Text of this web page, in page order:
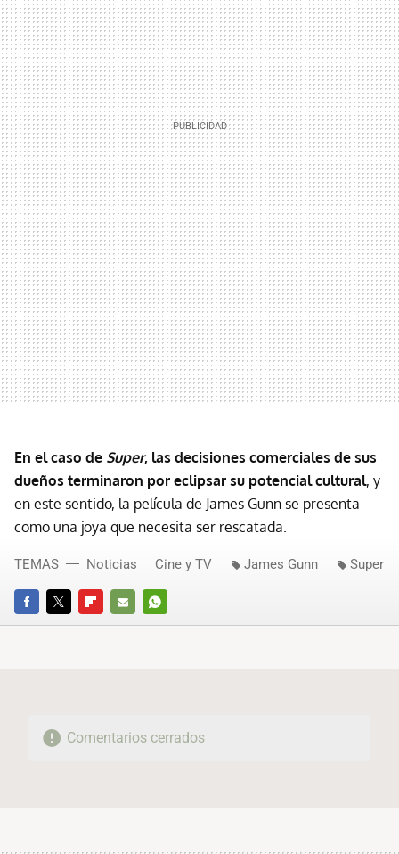
En el caso de Super, las decisiones comerciales de sus
dueños terminaron por eclipsar su potencial cultural, y
en este sentido, la película de James Gunn se presenta
como una joya que necesita ser rescatada.
FACEBOOKTWITTERFLIPBOARD
E-
WHATSAPP
TEMAS Noticias Cine y TV James Gunn Super
Comentarios cerrados